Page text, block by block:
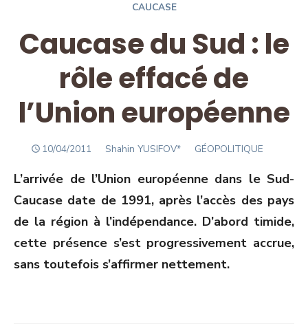
CAUCASE
Caucase du Sud : le
rôle effacé de
l’Union européenne
POSTED
10/04/2011 Author
Shahin YUSIFOV* GÉOPOLITIQUE
L’arrivée de l’Union européenne dans le Sud-
Caucase date de 1991, après l’accès des pays
de la région à l’indépendance. D’abord timide,
cette présence s’est progressivement accrue,
sans toutefois s’affirmer nettement.